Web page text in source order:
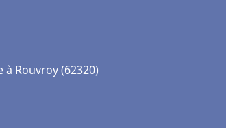
Rouvroy (62320)